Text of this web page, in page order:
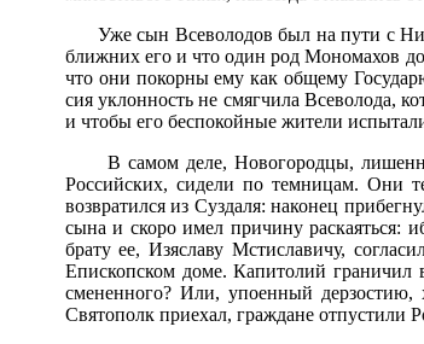
Уже сын Всеволодов был на пути с
ближних его и что один род Мономахов
что они покорны ему как общему
сия уклонность не смягчила Всеволода,
и чтобы его беспокойные жители
В самом деле, Новогородцы,
Российских, сидели по темницам. Они
возвратился из Суздаля: наконец
сына и скоро имел причину раскаяться:
брату ее, Изяславу Мстиславичу,
Епископском доме. Капитолий граничил
смененного? Или, упоенный дерзостию,
Святополк приехал, граждане отпустили